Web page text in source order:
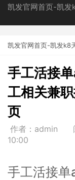
凯发官网首页-凯发
凯发官网首页-凯发k8
手工活接
工相关兼
页
作者：admin
10:00
手工活接单